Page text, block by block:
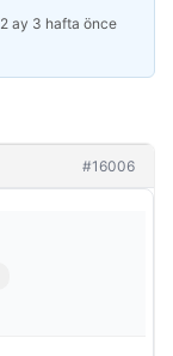
2 ay 3 hafta önce
#16006